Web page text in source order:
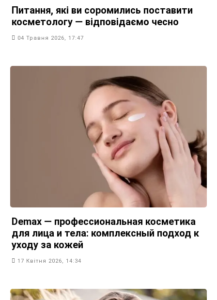
Питання, які ви соромились поставити
косметологу — відповідаємо чесно
04 Травня 2026, 17:47
Demax — профессиональная косметика
для лица и тела: комплексный подход к
уходу за кожей
17 Квітня 2026, 14:34